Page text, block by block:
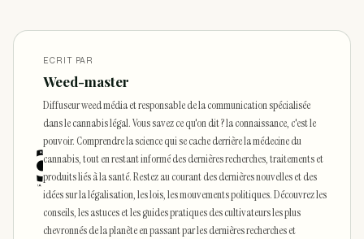
ECRIT PAR
Weed-master
Diffuseur weed média et responsable de la communication spécialisée
dans le cannabis légal. Vous savez ce qu'on dit ? la connaissance, c'est le
pouvoir. Comprendre la science qui se cache derrière la médecine du
cannabis, tout en restant informé des dernières recherches, traitements et
produits liés à la santé. Restez au courant des dernières nouvelles et des
idées sur la légalisation, les lois, les mouvements politiques. Découvrez les
conseils, les astuces et les guides pratiques des cultivateurs les plus
chevronnés de la planète en passant par les dernières recherches et